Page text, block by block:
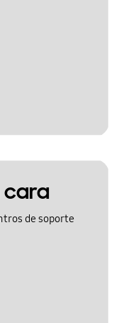
cara
de soporte